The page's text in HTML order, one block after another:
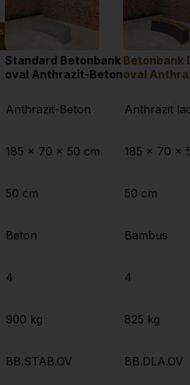
Standard Betonbank
oval Anthrazit-Beton
Betonbank
oval
Anthrazit-Beton
185 x 70 x 50 cm
50 cm
Beton
4
900 kg
BB.STAB.OV
185 x 70 x
50 cm
Bambus
4
825 kg
BB.DLA.OV